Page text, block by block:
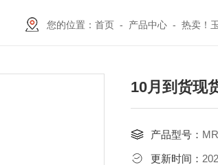
您的位置： 首页- 产品中心- 热卖！
10月到货现
产品型号：
更新时间：